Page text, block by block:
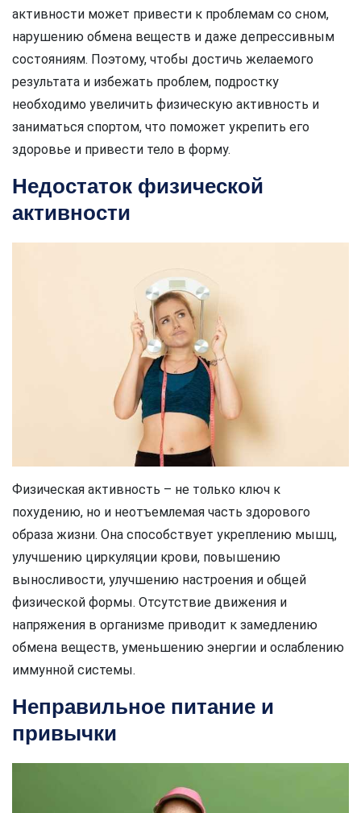
активности может привести к проблемам со сном,
нарушению обмена веществ и даже депрессивным
состояниям. Поэтому, чтобы достичь желаемого
результата и избежать проблем, подростку
необходимо увеличить физическую активность и
заниматься спортом, что поможет укрепить его
здоровье и привести тело в форму.
Недостаток физической
активности
Физическая активность – не только ключ к
похудению, но и неотъемлемая часть здорового
образа жизни. Она способствует укреплению мышц,
улучшению циркуляции крови, повышению
выносливости, улучшению настроения и общей
физической формы. Отсутствие движения и
напряжения в организме приводит к замедлению
обмена веществ, уменьшению энергии и ослаблению
иммунной системы.
Неправильное питание и
привычки